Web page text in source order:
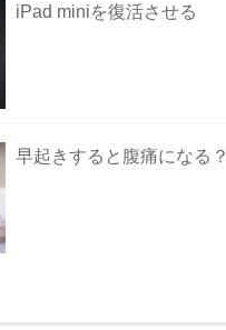
iPad miniを復活させる
早起きすると腹痛になる？